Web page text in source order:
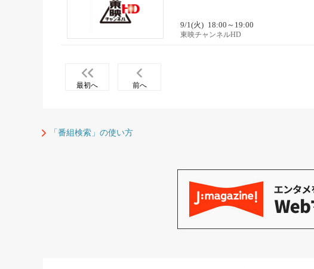
9/1(火) 18:00～19:00
東映チャンネルHD
最初へ 前へ
「番組検索」の使い方